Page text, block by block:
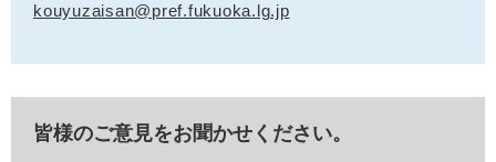
kouyuzaisan@pref.fukuoka.lg.jp
皆様のご意見をお聞かせください。